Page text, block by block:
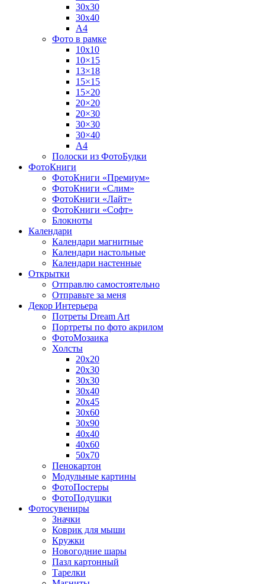
30х30
30х40
А4
Фото в рамке
10х10
10×15
13×18
15×15
15×20
20×20
20×30
30×30
30×40
A4
Полоски из ФотоБудки
ФотоКниги
ФотоКниги «Премиум»
ФотоКниги «Слим»
ФотоКниги «Лайт»
ФотоКниги «Софт»
Блокноты
Календари
Календари магнитные
Календари настольные
Календари настенные
Открытки
Отправлю самостоятельно
Отправьте за меня
Декор Интерьера
Потреты Dream Art
Портреты по фото акрилом
ФотоМозаика
Холсты
20х20
20х30
30х30
30х40
20х45
30х60
30х90
40х40
40х60
50х70
Пенокартон
Модульные картины
ФотоПостеры
ФотоПодушки
Фотоcувениры
Значки
Коврик для мыши
Кружки
Новогодние шары
Пазл картонный
Тарелки